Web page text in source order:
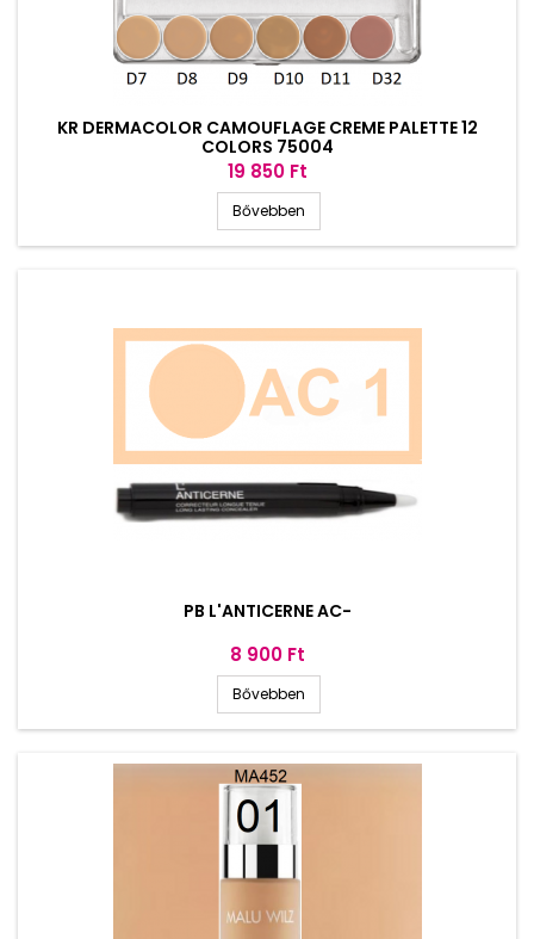
KR DERMACOLOR CAMOUFLAGE CREME PALETTE 12
COLORS 75004
Ár
19 850 Ft
Bővebben
PB L'ANTICERNE AC-
Ár
8 900 Ft
Bővebben